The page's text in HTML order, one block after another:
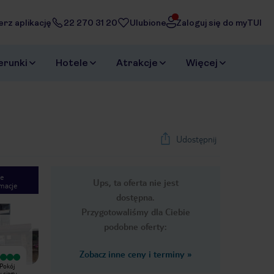
aplikację 22 270 31 20 Ulubione Zaloguj się do myTUI
Hotele Atrakcje Więcej
Udostępnij
Ups, ta oferta nie jest
dostępna.
Przygotowaliśmy dla Ciebie
podobne oferty:
Zobacz inne ceny i terminy »
1/19
Wyjątkowy